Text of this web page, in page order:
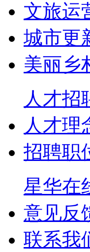
文旅运
城市更
美丽乡
人才招
人才理
招聘职
星华在
意见反
联系我